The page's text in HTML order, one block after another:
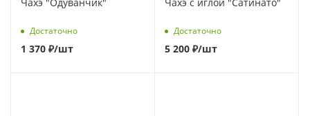
Достаточно
1 370 ₽/шт
Достаточно
5 200 ₽/шт